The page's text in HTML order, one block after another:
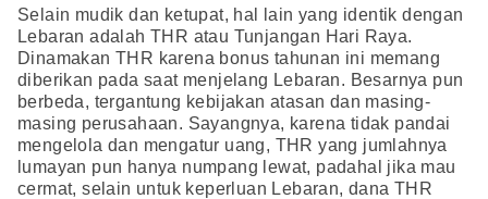
Selain mudik dan ketupat, hal lain yang identik dengan
Lebaran adalah THR atau Tunjangan Hari Raya.
Dinamakan THR karena bonus tahunan ini memang
diberikan pada saat menjelang Lebaran. Besarnya pun
berbeda, tergantung kebijakan atasan dan masing-
masing perusahaan. Sayangnya, karena tidak pandai
mengelola dan mengatur uang, THR yang jumlahnya
lumayan pun hanya numpang lewat, padahal jika mau
cermat, selain untuk keperluan Lebaran, dana THR